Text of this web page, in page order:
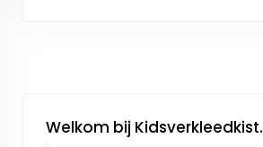
Welkom bij Kidsverkleedkist.